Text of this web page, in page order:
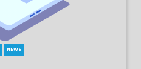
NEWS